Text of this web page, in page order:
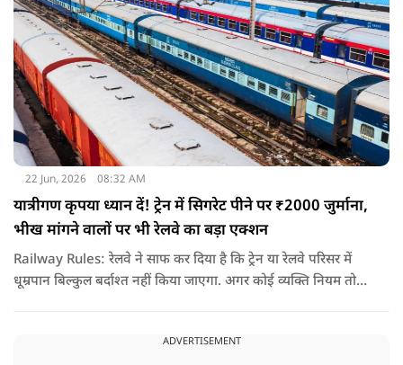
22 Jun, 2026 08:32 AM
यात्रीगण कृपया ध्यान दें! ट्रेन में सिगरेट पीने पर ₹2000 जुर्माना,
भीख मांगने वालों पर भी रेलवे का बड़ा एक्शन
Railway Rules: रेलवे ने साफ कर दिया है कि ट्रेन या रेलवे परिसर में
धूम्रपान बिल्कुल बर्दाश्त नहीं किया जाएगा. अगर कोई व्यक्ति नियम तोड़ते
ADVERTISEMENT